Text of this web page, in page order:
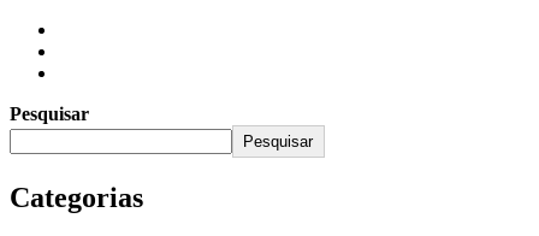
Pesquisar
Pesquisar
Categorias